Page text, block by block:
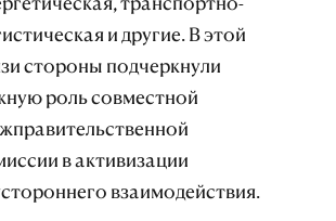
и другие. В этой
стороны подчеркнули
роль совместной
в активизации
взаимодействия.